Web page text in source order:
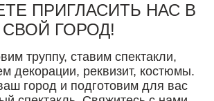
ПРИГЛАСИТЬ НАС В
СВОЙ ГОРОД!
труппу, ставим спектакли,
декорации, реквизит, костюмы.
город и подготовим для вас